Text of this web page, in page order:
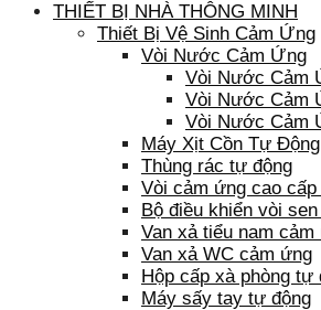
THIẾT BỊ NHÀ THÔNG MINH
Thiết Bị Vệ Sinh Cảm Ứng
Vòi Nước Cảm Ứng
Vòi Nước Cảm
Vòi Nước Cảm
Vòi Nước Cảm
Máy Xịt Cồn Tự Động
Thùng rác tự động
Vòi cảm ứng cao cấp
Bộ điều khiển vòi
Van xả tiểu nam cảm
Van xả WC cảm ứng
Hộp cấp xà phòng tự
Máy sấy tay tự động